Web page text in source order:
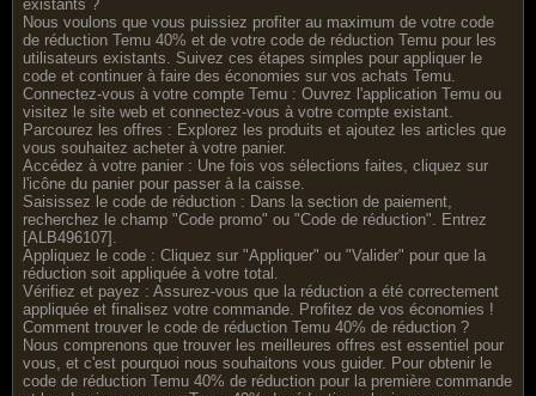
existants ?
Nous voulons que vous puissiez profiter au maximum de votre code
de réduction Temu 40% et de votre code de réduction Temu pour les
utilisateurs existants. Suivez ces étapes simples pour appliquer le
code et continuer à faire des économies sur vos achats Temu.
Connectez-vous à votre compte Temu : Ouvrez l'application Temu ou
visitez le site web et connectez-vous à votre compte existant.
Parcourez les offres : Explorez les produits et ajoutez les articles que
vous souhaitez acheter à votre panier.
Accédez à votre panier : Une fois vos sélections faites, cliquez sur
l'icône du panier pour passer à la caisse.
Saisissez le code de réduction : Dans la section de paiement,
recherchez le champ "Code promo" ou "Code de réduction". Entrez
[ALB496107].
Appliquez le code : Cliquez sur "Appliquer" ou "Valider" pour que la
réduction soit appliquée à votre total.
Vérifiez et payez : Assurez-vous que la réduction a été correctement
appliquée et finalisez votre commande. Profitez de vos économies !
Comment trouver le code de réduction Temu 40% de réduction ?
Nous comprenons que trouver les meilleures offres est essentiel pour
vous, et c'est pourquoi nous souhaitons vous guider. Pour obtenir le
code de réduction Temu 40% de réduction pour la première commande